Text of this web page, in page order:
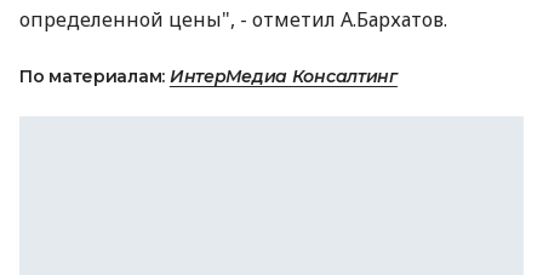
определенной цены", - отметил А.Бархатов.
По материалам: ИнтерМедиа Консалтинг